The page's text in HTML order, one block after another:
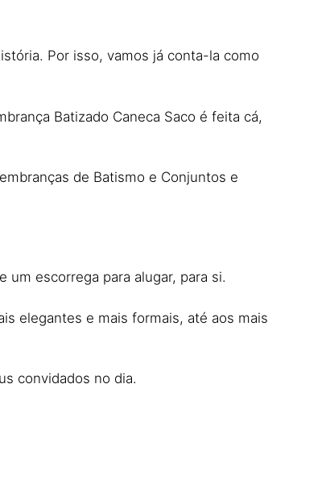
Por isso, vamos já conta-la como
Batizado Caneca Saco é feita cá,
de Batismo e Conjuntos e
escorrega para alugar, para si.
elegantes e mais formais, até aos mais
convidados no dia.